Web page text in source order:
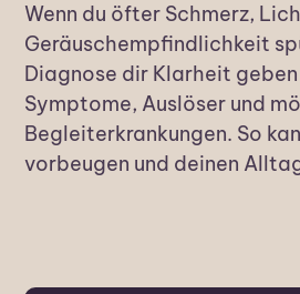
Wenn du öfter Schmerz,
Geräuschempfindlichkeit
Diagnose dir Klarheit
Symptome, Auslöser und
Begleiterkrankungen. So
vorbeugen und deinen